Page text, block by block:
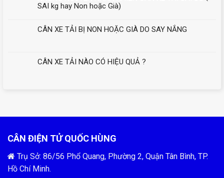
SAI kg hay Non hoặc Già)
CÂN XE TẢI BỊ NON HOẶC GIÀ DO SAY NẮNG
CÂN XE TẢI NÀO CÓ HIỆU QUẢ ?
CÂN ĐIỆN TỬ QUỐC HÙNG
Trụ Sở: 86/56 Phổ Quang, Phường 2, Quận Tân Bình, TP.
Hồ Chí Minh.